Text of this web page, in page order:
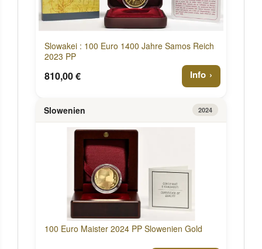
Slowakei : 100 Euro 1400 Jahre Samos Reich
2023 PP
810,00 € Info
Slowenien 2024
100 Euro Maister 2024 PP Slowenien Gold